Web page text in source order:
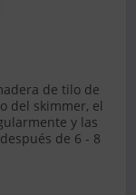
de tilo de
del skimmer, el
y las
de 6 - 8